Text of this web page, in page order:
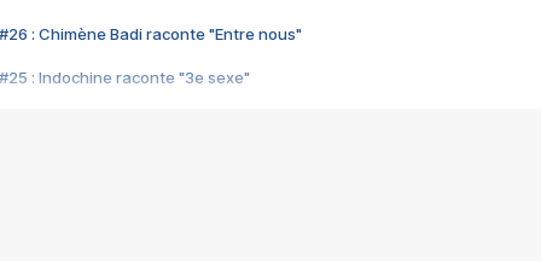
#26 : Chimène Badi raconte "Entre nous"
#25 : Indochine raconte "3e sexe"